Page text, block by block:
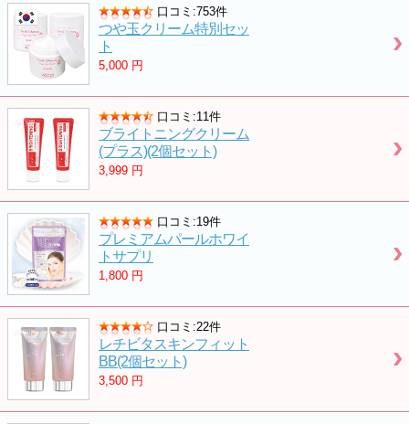
口コミ:753件
つや玉クリーム特別セッ
ト
5,000 円
口コミ:11件
ブライトニングクリーム
(プラス)(2個セット)
3,999 円
口コミ:19件
プレミアムパールホワイ
トサプリ
1,800 円
口コミ:22件
レチビタスキンフィット
BB(2個セット)
3,500 円